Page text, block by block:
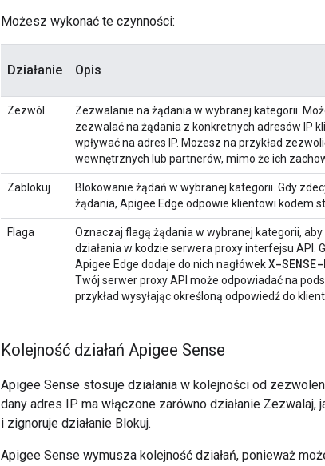
Możesz wykonać te czynności:
Działanie Opis
Zezwól
Zezwalanie na żądania w wybranej kategorii.
zezwalać na żądania z konkretnych adresów IP
wpływać na adres IP. Możesz na przykład
wewnętrznych lub partnerów, mimo że ich
Zablokuj
Blokowanie żądań w wybranej kategorii. Gdy
żądania, Apigee Edge odpowie klientowi kodem
Flaga
Oznaczaj flagą żądania w wybranej kategorii,
działania w kodzie serwera proxy interfejsu API.
Apigee Edge dodaje do nich nagłówekX-SENSE-
Twój serwer proxy API może odpowiadać na
przykład wysyłając określoną odpowiedź do
Kolejność działań Apigee Sense
Apigee Sense stosuje działania w kolejności od
dany adres IP ma włączone zarówno działanie
i zignoruje działanie Blokuj.
Apigee Sense wymusza kolejność działań, ponieważ